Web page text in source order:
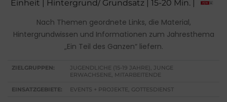
Einheit | Hintergrund/ Grundsatz | 15-20 Min. |
Nach Themen geordnete Links, die Material,
Hintergrundwissen und Informationen zum Jahresthema
„Ein Teil des Ganzen“ liefern.
ZIELGRUPPEN:
JUGENDLICHE (15-19 JAHRE), JUNGE
ERWACHSENE, MITARBEITENDE
EINSATZGEBIETE: EVENTS + PROJEKTE, GOTTESDIENST